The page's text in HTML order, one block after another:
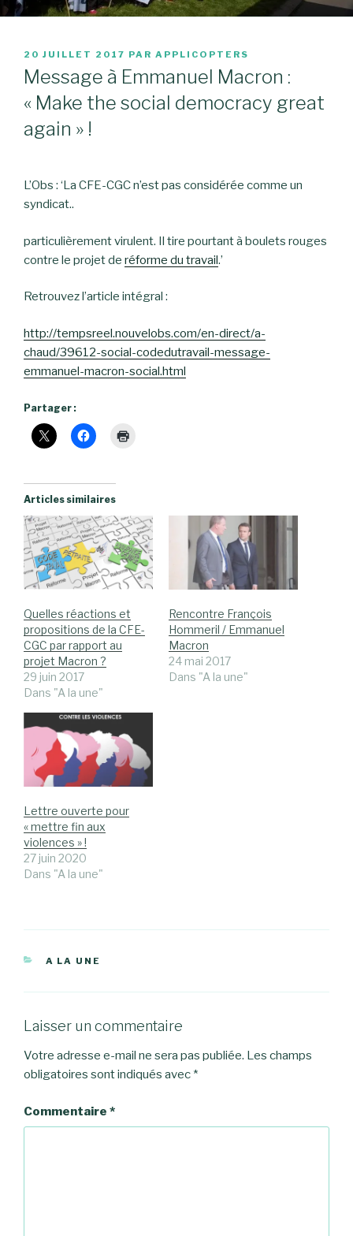
PUBLIÉ
LE
20 JUILLET 2017 PAR APPLICOPTERS
Message à Emmanuel Macron :
« Make the social democracy great
again » !
L’Obs : ‘La CFE-CGC n’est pas considérée comme un
syndicat..
particulièrement virulent. Il tire pourtant à boulets rouges
contre le projet de réforme du travail.’
Retrouvez l’article intégral :
http://tempsreel.nouvelobs.com/en-direct/a-
chaud/39612-social-codedutravail-message-
emmanuel-macron-social.html
Partager :
Articles similaires
Quelles réactions et
propositions de la CFE-
CGC par rapport au
projet Macron ?
29 juin 2017
Dans "A la une"
Rencontre François
Hommeril / Emmanuel
Macron
24 mai 2017
Dans "A la une"
Lettre ouverte pour
« mettre fin aux
violences » !
27 juin 2020
Dans "A la une"
CATÉGORIES
A LA UNE
Laisser un commentaire
Votre adresse e-mail ne sera pas publiée. Les champs
obligatoires sont indiqués avec *
Commentaire *